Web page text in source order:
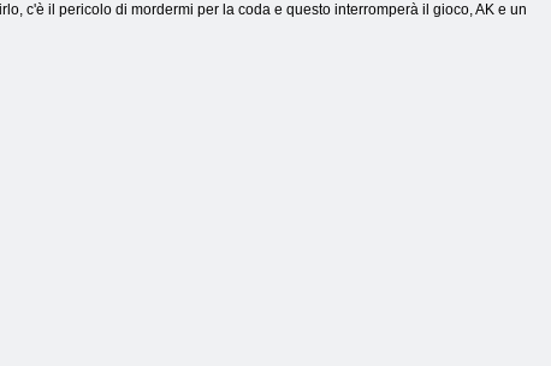
c'è il pericolo di mordermi per la coda e questo interromperà il gioco, AK e un